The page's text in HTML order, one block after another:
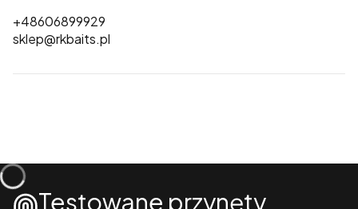
+48606899929
sklep@rkbaits.pl
Testowane przynęty